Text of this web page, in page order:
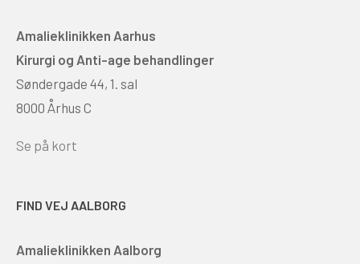
Amalieklinikken Aarhus
Kirurgi og Anti-age behandlinger
Søndergade 44, 1. sal
8000 Århus C
Se på kort
FIND VEJ AALBORG
Amalieklinikken Aalborg